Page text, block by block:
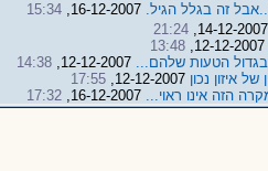
זה בגלל הגיל.
15:34
21:24
13:48
הטעות שלהם...
14:38
של איזון נכון
17:55
הזה אינו ראוי... 17:32